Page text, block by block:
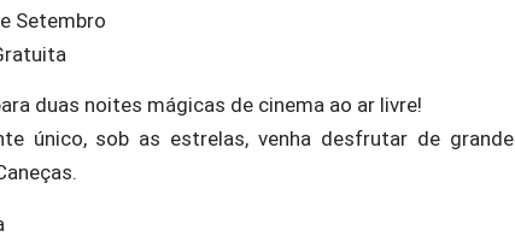
Setembro
duas noites mágicas de cinema ao ar livre!
único, sob as estrelas, venha desfrutar de